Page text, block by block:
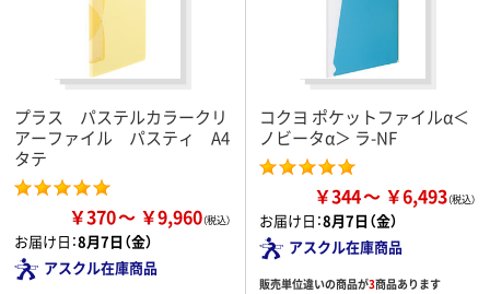
プラス パステルカラークリ
アーファイル パスティ A4
タテ
￥370 ￥9,960
お届け日：8月7日（金）
アスクル在庫商品
コクヨ ポケットファイルα＜
ノビータα＞ ラ-NF
￥344 ￥6,493
お届け日：8月7日（金）
アスクル在庫商品
販売単位違いの商品が3商品あります